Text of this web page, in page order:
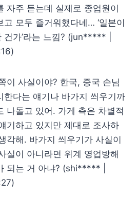
자주 듣는데 실제로 종업원이
고 모두 즐거워했다네… ‘일본이
건가’라는 느낌? (jun***** |
이 사실이야? 한국, 중국 손님
한다는 얘기나 바가지 씌우기까
나돌고 있어. 가게 측은 차별적
기하고 있지만 제대로 조사하
각해. 바가지 씌우기가 사실이
실이 아니라면 위계 영업방해
되는 거 아냐? (shi***** |